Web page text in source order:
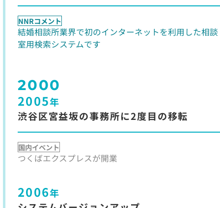
NNRコメント
結婚相談所業界で初のインターネットを利用した相談
室用検索システムです
2000
2005年
渋谷区宮益坂の事務所に2度目の移転
国内イベント
つくばエクスプレスが開業
2006年